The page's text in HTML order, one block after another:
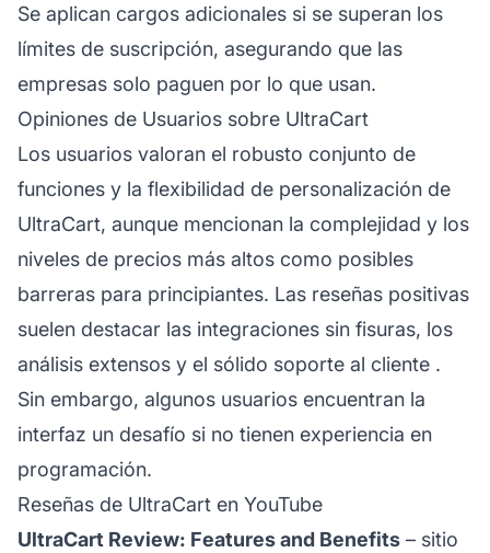
Se aplican cargos adicionales si se superan los
límites de suscripción, asegurando que las
empresas solo paguen por lo que usan.
Opiniones de Usuarios sobre UltraCart
Los usuarios valoran el robusto conjunto de
funciones y la flexibilidad de personalización de
UltraCart, aunque mencionan la complejidad y los
niveles de precios más altos como posibles
barreras para principiantes. Las reseñas positivas
suelen destacar las integraciones sin fisuras, los
análisis extensos y el sólido soporte al cliente .
Sin embargo, algunos usuarios encuentran la
interfaz un desafío si no tienen experiencia en
programación.
Reseñas de UltraCart en YouTube
UltraCart Review: Features and Benefits – sitio